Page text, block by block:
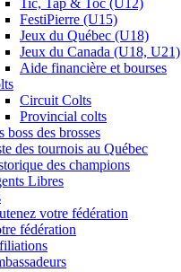
Tic, Tap & Toc (U12)
FestiPierre (U15)
Jeux du Québec (U18)
Jeux du Canada (U18, U21)
Aide financière et bourses
Circuit Colts
Provincial colts
boss des brosses
des tournois au Québec
des champions
Libres
votre fédération
fédération